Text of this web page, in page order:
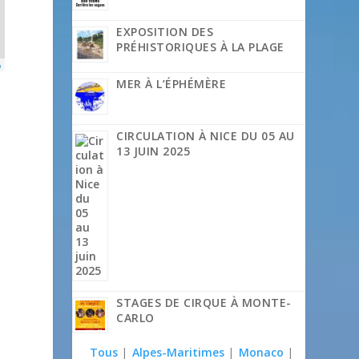
EXPOSITION DES
PRÉHISTORIQUES À LA PLAGE
MER À L’ÉPHÉMÈRE
CIRCULATION À NICE DU 05 AU
13 JUIN 2025
STAGES DE CIRQUE À MONTE-
CARLO
Tous | Alpes-Maritimes | Monaco |